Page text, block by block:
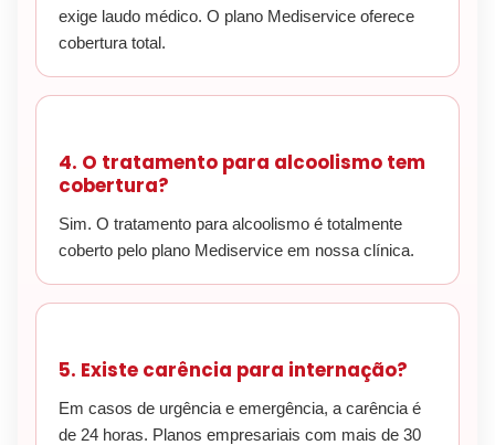
exige laudo médico. O plano Mediservice oferece
cobertura total.
4. O tratamento para alcoolismo tem
cobertura?
Sim. O tratamento para alcoolismo é totalmente
coberto pelo plano Mediservice em nossa clínica.
5. Existe carência para internação?
Em casos de urgência e emergência, a carência é
de 24 horas. Planos empresariais com mais de 30